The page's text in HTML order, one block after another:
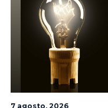
7 agosto, 2026